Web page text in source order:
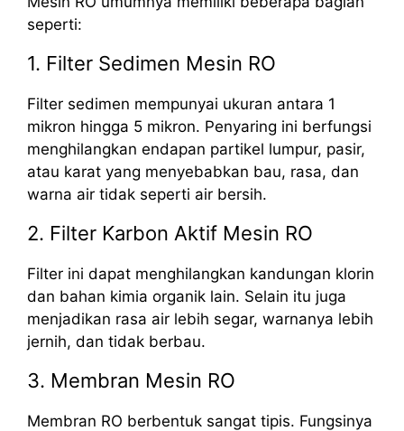
seperti:
1. Filter Sedimen Mesin RO
Filter sedimen mempunyai ukuran antara 1
mikron hingga 5 mikron. Penyaring ini berfungsi
menghilangkan endapan partikel lumpur, pasir,
atau karat yang menyebabkan bau, rasa, dan
warna air tidak seperti air bersih.
2. Filter Karbon Aktif Mesin RO
Filter ini dapat menghilangkan kandungan klorin
dan bahan kimia organik lain. Selain itu juga
menjadikan rasa air lebih segar, warnanya lebih
jernih, dan tidak berbau.
3. Membran Mesin RO
Membran RO berbentuk sangat tipis. Fungsinya